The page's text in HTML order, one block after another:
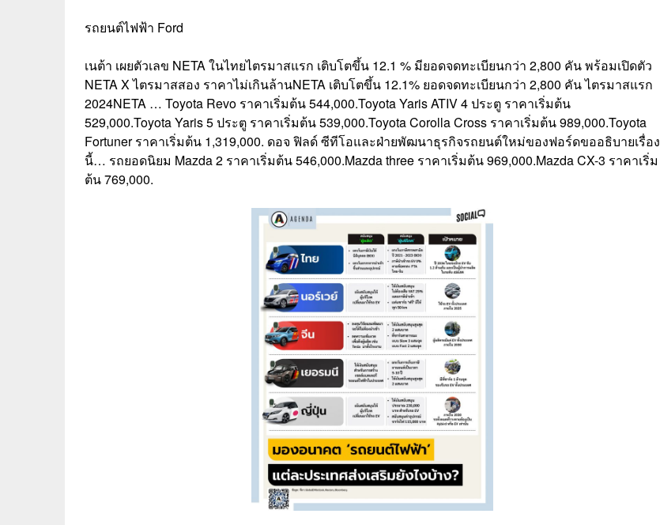
รถยนต์ไฟฟ้า Ford
เนต้า เผยตัวเลข NETA ในไทยไตรมาสแรก เติบโตขึ้น 12.1 % มียอดจดทะเบียนกว่า 2,800 คัน พร้อมเปิดตัว
NETA X ไตรมาสสอง ราคาไม่เกินล้านNETA เติบโตขึ้น 12.1% ยอดจดทะเบียนกว่า 2,800 คัน ไตรมาสแรก
2024NETA … Toyota Revo ราคาเริ่มต้น 544,000.Toyota Yaris ATIV 4 ประตู ราคาเริ่มต้น
529,000.Toyota Yaris 5 ประตู ราคาเริ่มต้น 539,000.Toyota Corolla Cross ราคาเริ่มต้น 989,000.Toyota
Fortuner ราคาเริ่มต้น 1,319,000. ดอจ ฟิลด์ ซีทีโอและฝ่ายพัฒนาธุรกิจรถยนต์ใหม่ของฟอร์ดขออธิบายเรื่อง
นี้… รถยอดนิยม Mazda 2 ราคาเริ่มต้น 546,000.Mazda three ราคาเริ่มต้น 969,000.Mazda CX-3 ราคาเริ่ม
ต้น 769,000.